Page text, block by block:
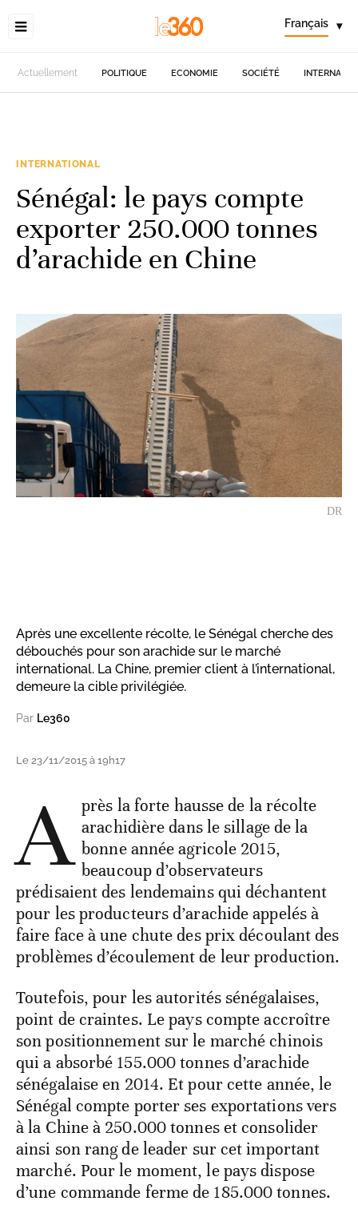
Français ▾
Actuellement POLITIQUE ECONOMIE SOCIÉTÉ
INTERNATIONAL
Sénégal: le pays compte
exporter 250.000 tonnes
d’arachide en Chine
DR
Après une excellente récolte, le Sénégal cherche des
débouchés pour son arachide sur le marché
international. La Chine, premier client à l’international,
demeure la cible privilégiée.
Par Le360
Le 23/11/2015 à 19h17
A près la forte hausse de la récolte
arachidière dans le sillage de la
bonne année agricole 2015,
beaucoup d’observateurs
prédisaient des lendemains qui déchantent
pour les producteurs d’arachide appelés à
faire face à une chute des prix découlant des
problèmes d’écoulement de leur production.
Toutefois, pour les autorités sénégalaises,
point de craintes. Le pays compte accroître
son positionnement sur le marché chinois
qui a absorbé 155.000 tonnes d’arachide
sénégalaise en 2014. Et pour cette année, le
Sénégal compte porter ses exportations vers
à la Chine à 250.000 tonnes et consolider
ainsi son rang de leader sur cet important
marché. Pour le moment, le pays dispose
d’une commande ferme de 185.000 tonnes.